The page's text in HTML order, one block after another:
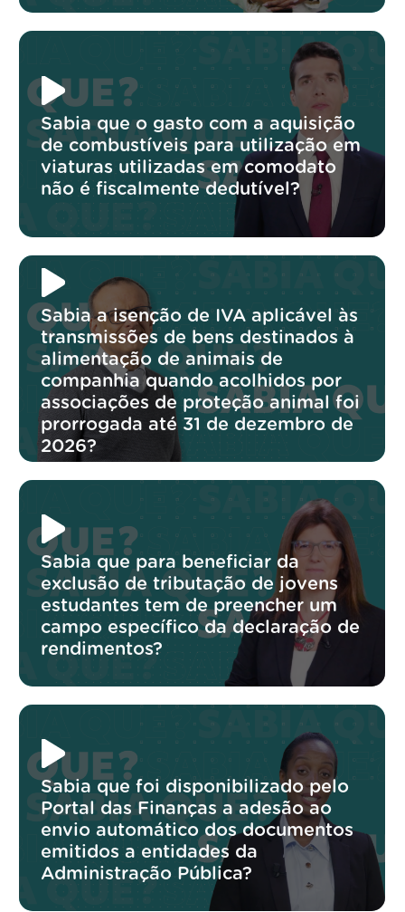
Sabia que o gasto com a aquisição
de combustíveis para utilização em
viaturas utilizadas em comodato
não é fiscalmente dedutível?
Sabia a isenção de IVA aplicável às
transmissões de bens destinados à
alimentação de animais de
companhia quando acolhidos por
associações de proteção animal foi
prorrogada até 31 de dezembro de
2026?
Sabia que para beneficiar da
exclusão de tributação de jovens
estudantes tem de preencher um
campo específico da declaração de
rendimentos?
Sabia que foi disponibilizado pelo
Portal das Finanças a adesão ao
envio automático dos documentos
emitidos a entidades da
Administração Pública?